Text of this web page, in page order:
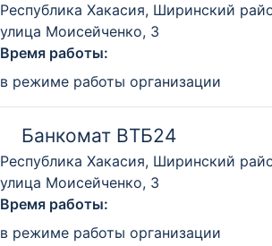
Республика Хакасия, Ширинский
улица Моисейченко, 3
Время работы:
в режиме работы организации
Банкомат ВТБ24
Республика Хакасия, Ширинский
улица Моисейченко, 3
Время работы:
в режиме работы организации